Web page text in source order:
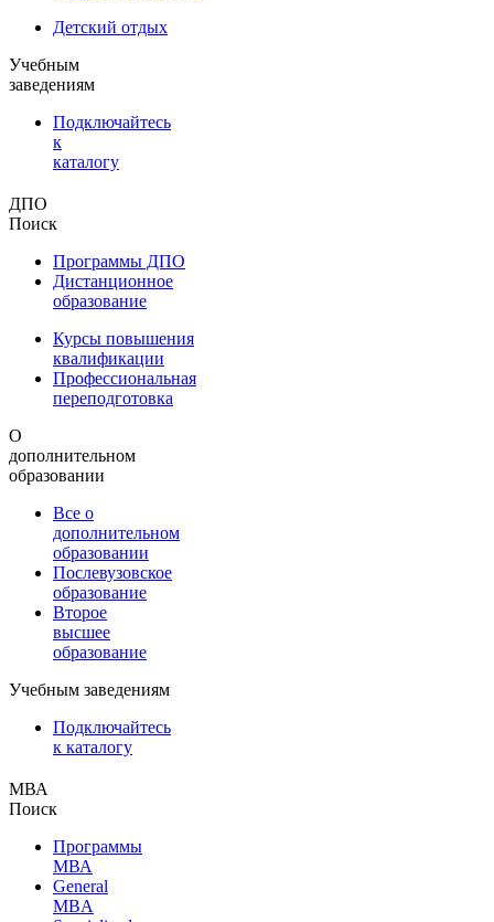
Детский отдых
Учебным
заведениям
Подключайтесь
к
каталогу
ДПО
Поиск
Программы ДПО
Дистанционное
образование
Курсы повышения
квалификации
Профессиональная
переподготовка
О
дополнительном
образовании
Все о
дополнительном
образовании
Послевузовское
образование
Второе
высшее
образование
Учебным заведениям
Подключайтесь
к каталогу
МВА
Поиск
Программы
МВА
General
MBA